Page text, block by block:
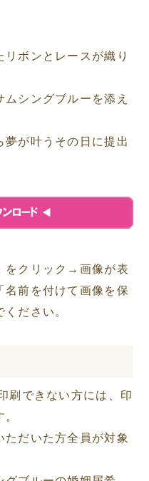
ボンとレースが織り
シングブルーを添え
夢が叶うその日に提出
をクリック→画像が表
前を付けて画像を保
ださい。
刷できない方には、印
ただいた方全員が対象